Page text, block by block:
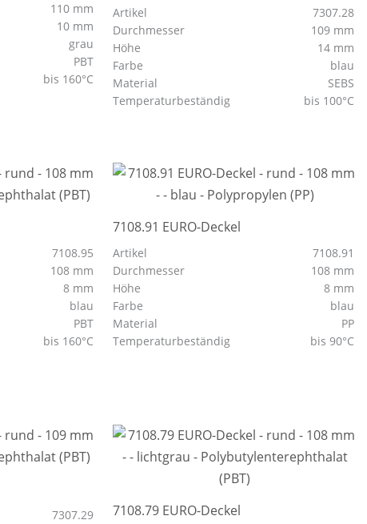
110 mm
10 mm
grau
PBT
bis 160°C
Artikel
7307.28
Durchmesser
109 mm
Höhe
14 mm
Farbe
blau
Material
SEBS
Temperaturbeständig
bis 100°C
7108.95
108 mm
8 mm
blau
PBT
bis 160°C
7108.91 EURO-Deckel
Artikel
7108.91
Durchmesser
108 mm
Höhe
8 mm
Farbe
blau
Material
PP
Temperaturbeständig
bis 90°C
7307.29
7108.79 EURO-Deckel